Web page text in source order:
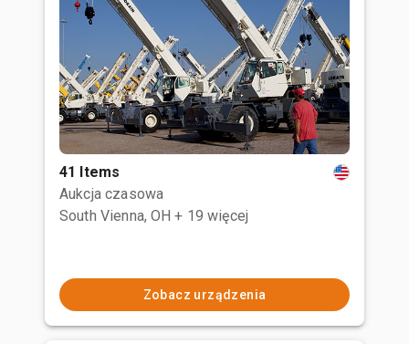
41 Items
Aukcja czasowa
South Vienna, OH + 19 więcej
Zobacz urządzenia